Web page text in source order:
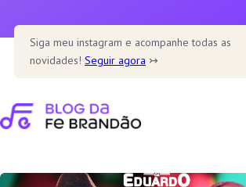
para
Siga meu instagram e acompanhe todas as
novidades!Seguir agora ↣